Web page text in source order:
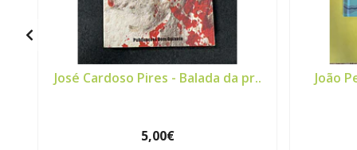
José Cardoso Pires - Balada da pr..
5,00€
João